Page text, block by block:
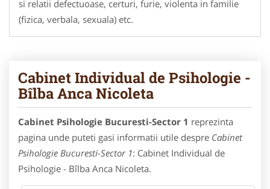
si relatii defectuoase, certuri, furie, violenta in familie
(fizica, verbala, sexuala) etc.
Cabinet Individual de Psihologie -
Bîlba Anca Nicoleta
Cabinet Psihologie Bucuresti-Sector 1 reprezinta
pagina unde puteti gasi informatii utile despre Cabinet
Psihologie Bucuresti-Sector 1: Cabinet Individual de
Psihologie - Bîlba Anca Nicoleta.